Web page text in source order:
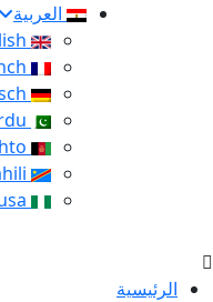
العربية
الرئيسية